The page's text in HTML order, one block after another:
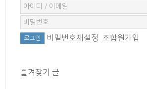
비밀번호재설정 조합원가입
즐겨찾기 글